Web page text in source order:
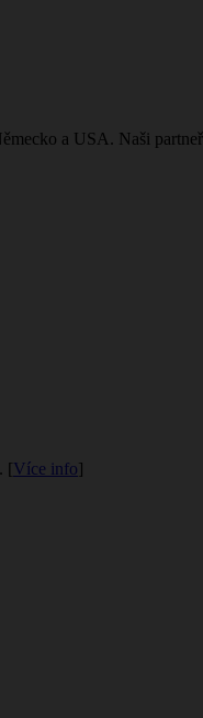
a USA. Naši
[Více info]